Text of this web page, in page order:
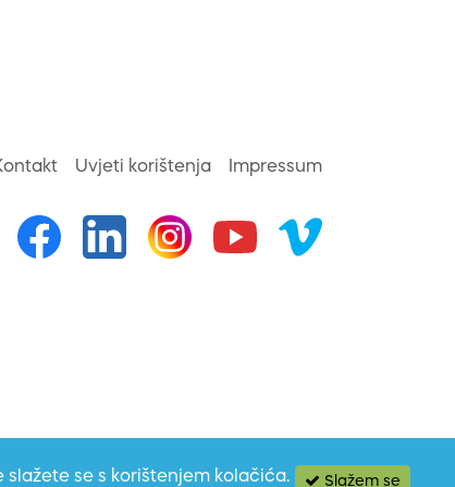
se s korištenjem kolačića. Slažem se
Uvjeti korištenja Impressum